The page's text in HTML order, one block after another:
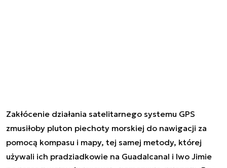
Zakłócenie działania satelitarnego systemu GPS
zmusiłoby pluton piechoty morskiej do nawigacji za
pomocą kompasu i mapy, tej samej metody, której
używali ich pradziadkowie na Guadalcanal i Iwo Jimie